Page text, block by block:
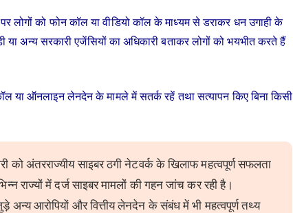
लोगों को फोन कॉल या वीडियो कॉल के माध्यम से डराकर धन उगाही के
या अन्य सरकारी एजेंसियों का अधिकारी बताकर लोगों को भयभीत करते हैं
या ऑनलाइन लेनदेन के मामले में सतर्क रहें तथा सत्यापन किए बिना किसी
को अंतरराज्यीय साइबर ठगी नेटवर्क के खिलाफ महत्वपूर्ण सफलता
राज्यों में दर्ज साइबर मामलों की गहन जांच कर रही है।
आरोपियों और वित्तीय लेनदेन के संबंध में भी महत्वपूर्ण तथ्य